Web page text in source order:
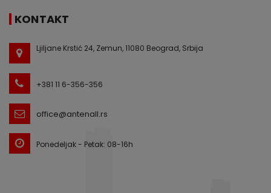
KONTAKT
Ljiljane Krstić 24, Zemun, 11080 Beograd, Srbija
+381 11 6-356-356
office@antenall.rs
Ponedeljak - Petak: 08-16h